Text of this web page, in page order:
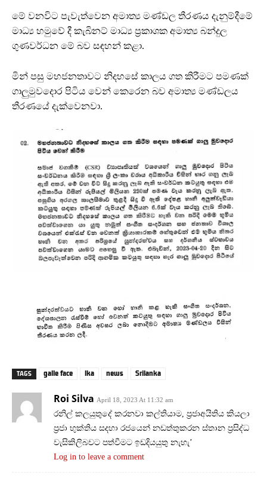
මේ වනවිට පැවැත්වෙන අමාත්‍ය මණ්ඩල තීරණය දැනුම්දීමේ
මාධ්‍ය හමුවේ දී කැබිනට් මාධ්‍ය ප්‍රකාශක අමාත්‍ය බන්දුල
ගුණවර්ධන මේ බව සඳහන් කළා.
මින් පසු මහජනතාවට නිදහසේ කාලය ගත කිරීමට පමණක්
ගාලුමුවදොර පිටිය වෙන් කෙරෙන බව අමාත්‍ය මණ්ඩලය
තීරණයේ දැක්වෙනවා.
TAGS galle face lka news Srilanka
Roi Silva April 18, 2023 At 11:32 am
රනිල් කලයුතුදේ කරනවා කල්තියාම, ප්‍රජාඅයිතිය කියලා
ප්‍රජා භුක්තිය සදහා රජයෙන් නඩත්තුකරන ස්තාන ප්‍රසිද්ධ
වැසිකිලිබවට පත්වීමට ඉඩදියයුතු නැහැ’
Log in to leave a comment